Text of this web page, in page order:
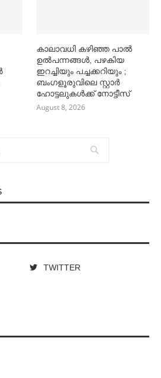
കാലാവധി കഴിഞ്ഞ പാല്‍
ഉല്‍പന്നങ്ങള്‍, പഴകിയ
ഇറച്ചിയും പച്ചക്കറിയും ;
ബംഗളൂരുവിലെ സ്റ്റാര്‍
ഹോട്ടലുകള്‍ക്ക് നോട്ടീസ്
August 8, 2026
TWITTER